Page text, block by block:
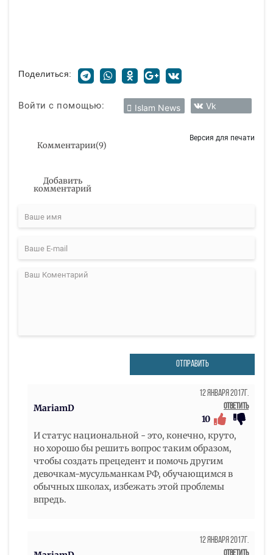
Поделиться:
Войти с помощью: Islam News Vk
Комментарии(9)
Версия для печати
Добавить
комментарий
ОТПРАВИТЬ
MariamD
12 Января 2017г.
Ответить
10
И статус национальной - это, конечно, круто,
но хорошо бы решить вопрос таким образом,
чтобы создать прецедент и помочь другим
девочкам-мусульманкам РФ, обучающимся в
обычных школах, избежать этой проблемы
впредь.
12 Января 2017г.
Ответить